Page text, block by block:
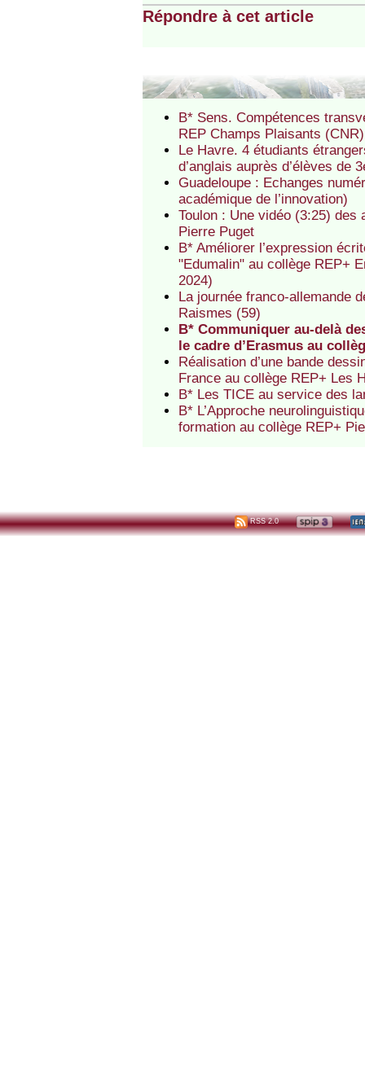
Répondre à cet article
B* Sens. Compétences
REP Champs Plaisants (CNR)
Le Havre. 4 étudiants
d’anglais auprès d’élèves de
Guadeloupe : Echanges
académique de l’innovation)
Toulon : Une vidéo (3:25)
Pierre Puget
B* Améliorer l’expression
"Edumalin" au collège REP+
2024)
La journée franco-allemande
Raismes (59)
B* Communiquer au-delà
le cadre d’Erasmus au
Réalisation d’une bande
France au collège REP+ Les
B* Les TICE au service des
B* L’Approche
formation au collège REP+
RSS 2.0